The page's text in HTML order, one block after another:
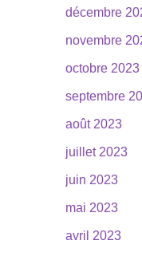
décembre
novembre
octobre 2023
septembre
août 2023
juillet 2023
juin 2023
mai 2023
avril 2023